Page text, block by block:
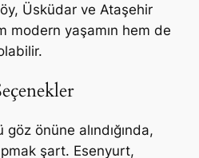
Üsküdar ve Ataşehir
modern yaşamın hem de
önüne alındığında,
şart. Esenyurt,